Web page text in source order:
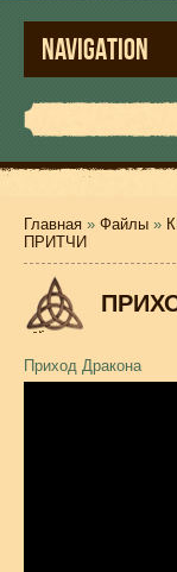
NAVIGATION
Главная » Файлы »
ПРИТЧИ
Приход Дракона